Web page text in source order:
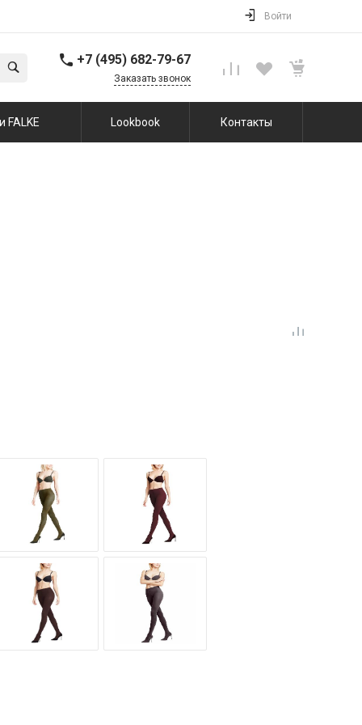
Войти
+7 (495) 682-79-67
Заказать звонок
FALKE Lookbook Контакты